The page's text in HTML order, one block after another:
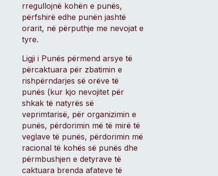
rregullojnë kohën e punës,
përfshirë edhe punën jashtë
orarit, në përputhje me nevojat e
tyre.
Ligji i Punës përmend arsye të
përcaktuara për zbatimin e
rishpërndarjes së orëve të
punës (kur kjo nevojitet për
shkak të natyrës së
veprimtarisë, për organizimin e
punës, përdorimin më të mirë të
veglave të punës, përdorimin më
racional të kohës së punës dhe
përmbushjen e detyrave të
caktuara brenda afateve të